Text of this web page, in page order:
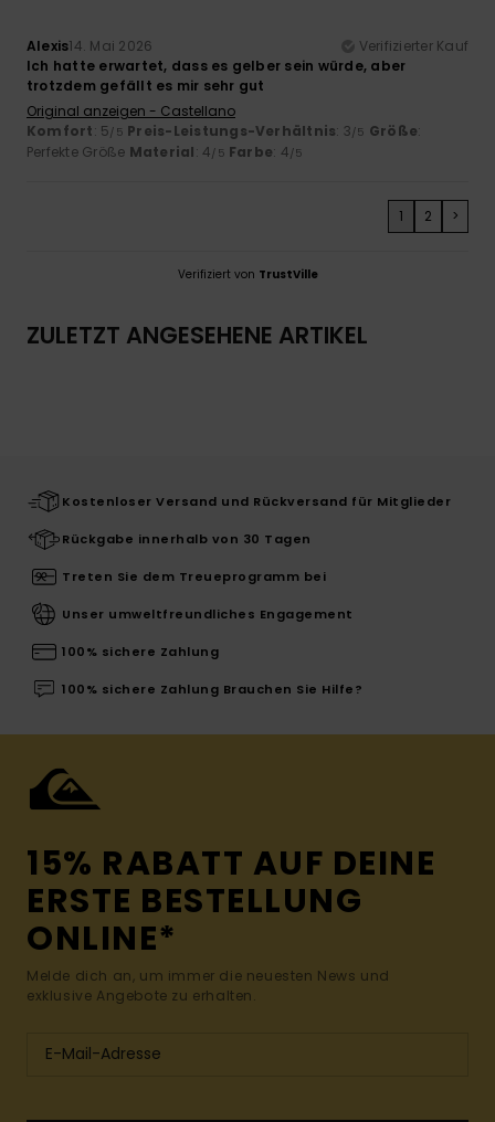
Alexis14. Mai 2026
Verifizierter Kauf
Ich hatte erwartet, dass es gelber sein würde, aber
trotzdem gefällt es mir sehr gut
Original anzeigen - Castellano
Komfort: 5/5 Preis-Leistungs-Verhältnis: 3/5 Größe:
Perfekte Größe Material: 4/5 Farbe: 4/5
1 2 >
Verifiziert von TrustVille
ZULETZT ANGESEHENE ARTIKEL
Kostenloser Versand und Rückversand für Mitglieder
Rückgabe innerhalb von 30 Tagen
Treten Sie dem Treueprogramm bei
Unser umweltfreundliches Engagement
100% sichere Zahlung
100% sichere Zahlung Brauchen Sie Hilfe?
15% RABATT AUF DEINE
ERSTE BESTELLUNG
ONLINE*
Melde dich an, um immer die neuesten News und
exklusive Angebote zu erhalten.